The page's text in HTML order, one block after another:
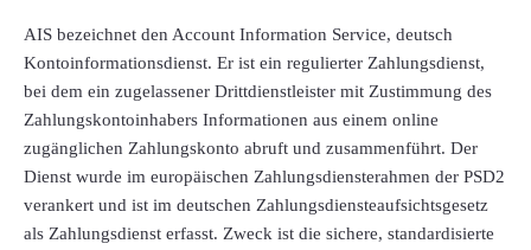
AIS bezeichnet den Account Information Service, deutsch
Kontoinformationsdienst. Er ist ein regulierter Zahlungsdienst,
bei dem ein zugelassener Drittdienstleister mit Zustimmung des
Zahlungskontoinhabers Informationen aus einem online
zugänglichen Zahlungskonto abruft und zusammenführt. Der
Dienst wurde im europäischen Zahlungsdiensterahmen der PSD2
verankert und ist im deutschen Zahlungsdiensteaufsichtsgesetz
als Zahlungsdienst erfasst. Zweck ist die sichere, standardisierte